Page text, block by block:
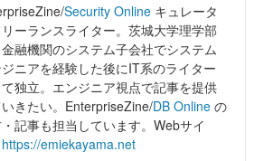
Security Online キュレータ
ーランスライター。茨城大学理学部
融機関のシステム子会社でシステム
ニアを経験した後にIT系のライター
て独立。エンジニア視点で記事を提供
いきたい。EnterpriseZine/DB Online の
記事も担当しています。Webサイ
https://emiekayama.net